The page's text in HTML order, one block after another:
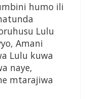
humo ili
Lulu
Amani
Lulu kuwa
naye,
mtarajiwa